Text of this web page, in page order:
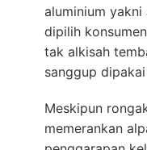
aluminium
dipilih
tak alkisah
sanggup
Meskipun
memerankan